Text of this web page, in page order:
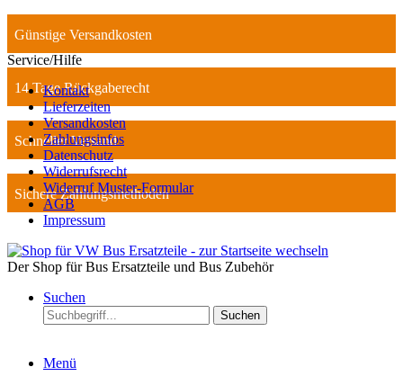
Günstige Versandkosten
14 Tage Rückgaberecht
Schneller Versand
Sichere Zahlungsmethoden
Service/Hilfe
Kontakt
Lieferzeiten
Versandkosten
Zahlungsinfos
Datenschutz
Widerrufsrecht
Widerruf Muster-Formular
AGB
Impressum
Der Shop für Bus Ersatzteile und Bus Zubehör
Suchen
Suchen
Menü